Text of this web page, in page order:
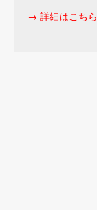
→ 詳細はこちら